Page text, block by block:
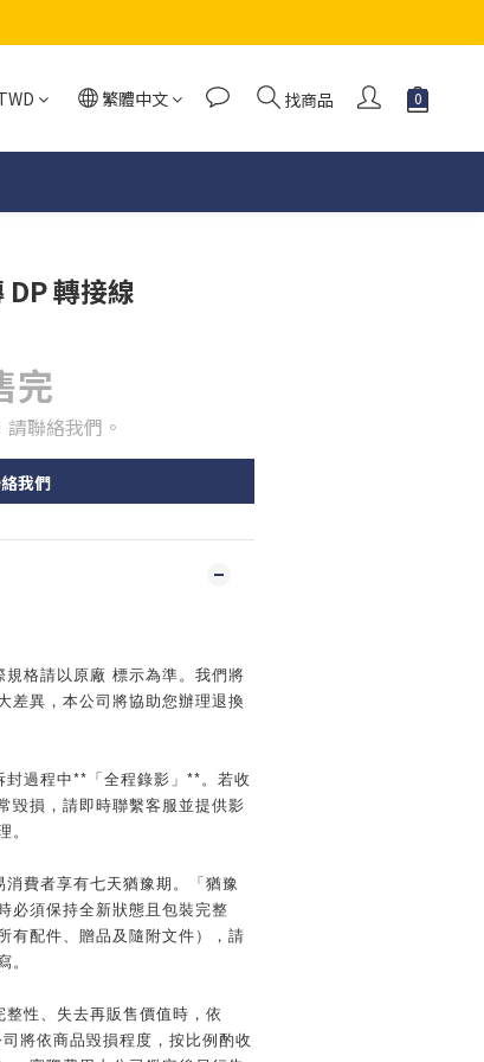
繁體中文 找商品
轉接線
完
聯絡我們。
我們
格請以原廠 標示為準。我們將
差異，本公司將協助您辦理退換
過程中**「全程錄影」**。若收
毀損，請即時聯繫客服並提供影
費者享有七天猶豫期。「猶豫
必須保持全新狀態且包裝完整
有配件、贈品及隨附文件），請
性、失去再販售價值時，依
將依商品毀損程度，按比例酌收